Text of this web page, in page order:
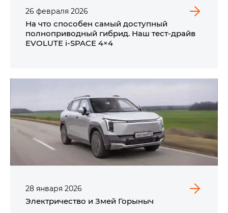
26 февраля 2026
На что способен самый доступный
полноприводный гибрид. Наш тест-драйв
EVOLUTE i‑SPACE 4×4
28 января 2026
Электричество и Змей Горыныч